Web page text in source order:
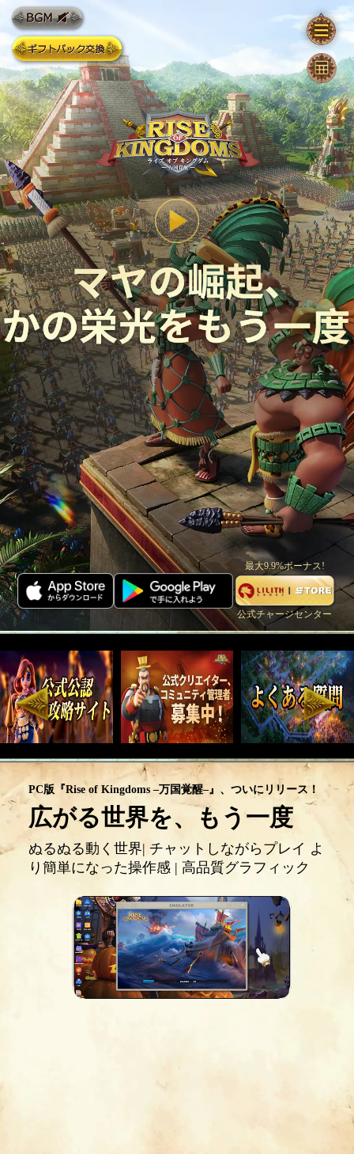
最大9.9%ボーナス!
公式チャージセンター
PC版『Rise of Kingdoms –万国覚醒–』、ついにリリース！
広がる世界を、もう一度
ぬるぬる動く世界| チャットしながらプレイ よ
り簡単になった操作感 | 高品質グラフィック